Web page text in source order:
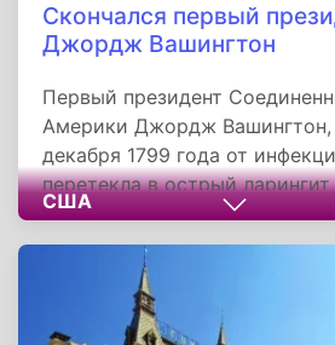
Скончался первый
Джордж Вашингтон
Первый президент
Америки Джордж Вашингтон,
декабря 1799 года от
перетекла в острый
Завершив политическую
поселился вместе со своей
поместье в Маунт-Верноне.
сельским хозяйством,
водочный завод. Осматривая
США